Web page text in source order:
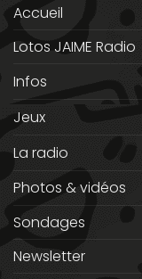
Accueil
Lotos JAIME Radio
Infos
Jeux
La radio
Photos & vidéos
Sondages
Newsletter